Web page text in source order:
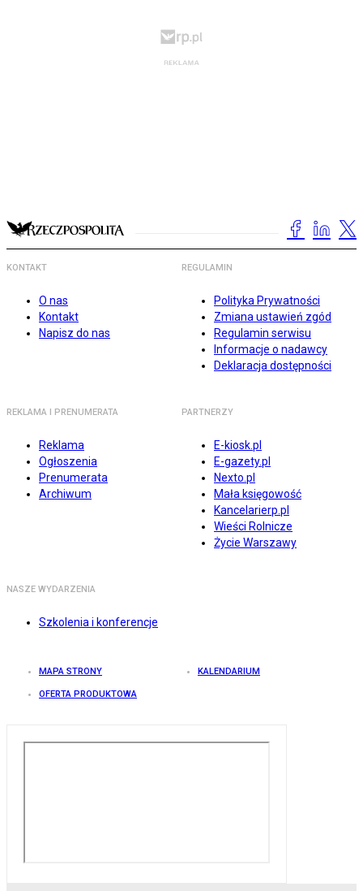
KONTAKT
O nas
Kontakt
Napisz do nas
REGULAMIN
Polityka Prywatności
Zmiana ustawień zgód
Regulamin serwisu
Informacje o nadawcy
Deklaracja dostępności
REKLAMA I PRENUMERATA
Reklama
Ogłoszenia
Prenumerata
Archiwum
PARTNERZY
E-kiosk.pl
E-gazety.pl
Nexto.pl
Mała księgowość
Kancelarierp.pl
Wieści Rolnicze
Życie Warszawy
NASZE WYDARZENIA
Szkolenia i konferencje
MAPA STRONY KALENDARIUM
OFERTA PRODUKTOWA